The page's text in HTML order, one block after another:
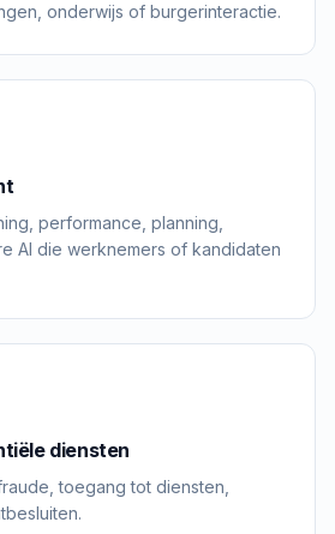
onderwijs of burgerinteractie.
performance, planning,
AI die werknemers of kandidaten
diensten
toegang tot diensten,